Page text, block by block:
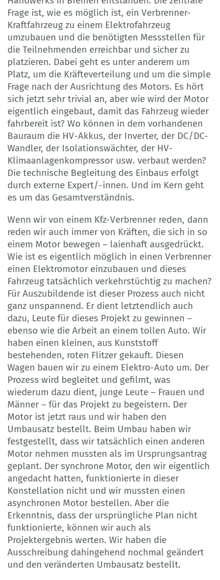
Frage ist, wie es möglich ist, ein Verbrenner-
Kraftfahrzeug zu einem Elektrofahrzeug
umzubauen und die benötigten Messstellen für
die Teilnehmenden erreichbar und sicher zu
platzieren. Dabei geht es unter anderem um
Platz, um die Kräfteverteilung und um die simple
Frage nach der Ausrichtung des Motors. Es hört
sich jetzt sehr trivial an, aber wie wird der Motor
eigentlich eingebaut, damit das Fahrzeug wieder
fahrbereit ist? Wo können in dem vorhandenen
Bauraum die HV-Akkus, der Inverter, der DC/DC-
Wandler, der Isolationswächter, der HV-
Klimaanlagenkompressor usw. verbaut werden?
Die technische Begleitung des Einbaus erfolgt
durch externe Expert/-innen. Und im Kern geht
es um das Gesamtverständnis.
Wenn wir von einem Kfz-Verbrenner reden, dann
reden wir auch immer von Kräften, die sich in so
einem Motor bewegen – laienhaft ausgedrückt.
Wie ist es eigentlich möglich in einen Verbrenner
einen Elektromotor einzubauen und dieses
Fahrzeug tatsächlich verkehrstüchtig zu machen?
Für Auszubildende ist dieser Prozess auch nicht
ganz unspannend. Er dient letztendlich auch
dazu, Leute für dieses Projekt zu gewinnen –
ebenso wie die Arbeit an einem tollen Auto. Wir
haben einen kleinen, aus Kunststoff
bestehenden, roten Flitzer gekauft. Diesen
Wagen bauen wir zu einem Elektro-Auto um. Der
Prozess wird begleitet und gefilmt, was
wiederum dazu dient, junge Leute – Frauen und
Männer – für das Projekt zu begeistern. Der
Motor ist jetzt raus und wir haben den
Umbausatz bestellt. Beim Umbau haben wir
festgestellt, dass wir tatsächlich einen anderen
Motor nehmen mussten als im Ursprungsantrag
geplant. Der synchrone Motor, den wir eigentlich
angedacht hatten, funktionierte in dieser
Konstellation nicht und wir mussten einen
asynchronen Motor bestellen. Aber die
Erkenntnis, dass der ursprüngliche Plan nicht
funktionierte, können wir auch als
Projektergebnis werten. Wir haben die
Ausschreibung dahingehend nochmal geändert
und den veränderten Umbausatz bestellt.